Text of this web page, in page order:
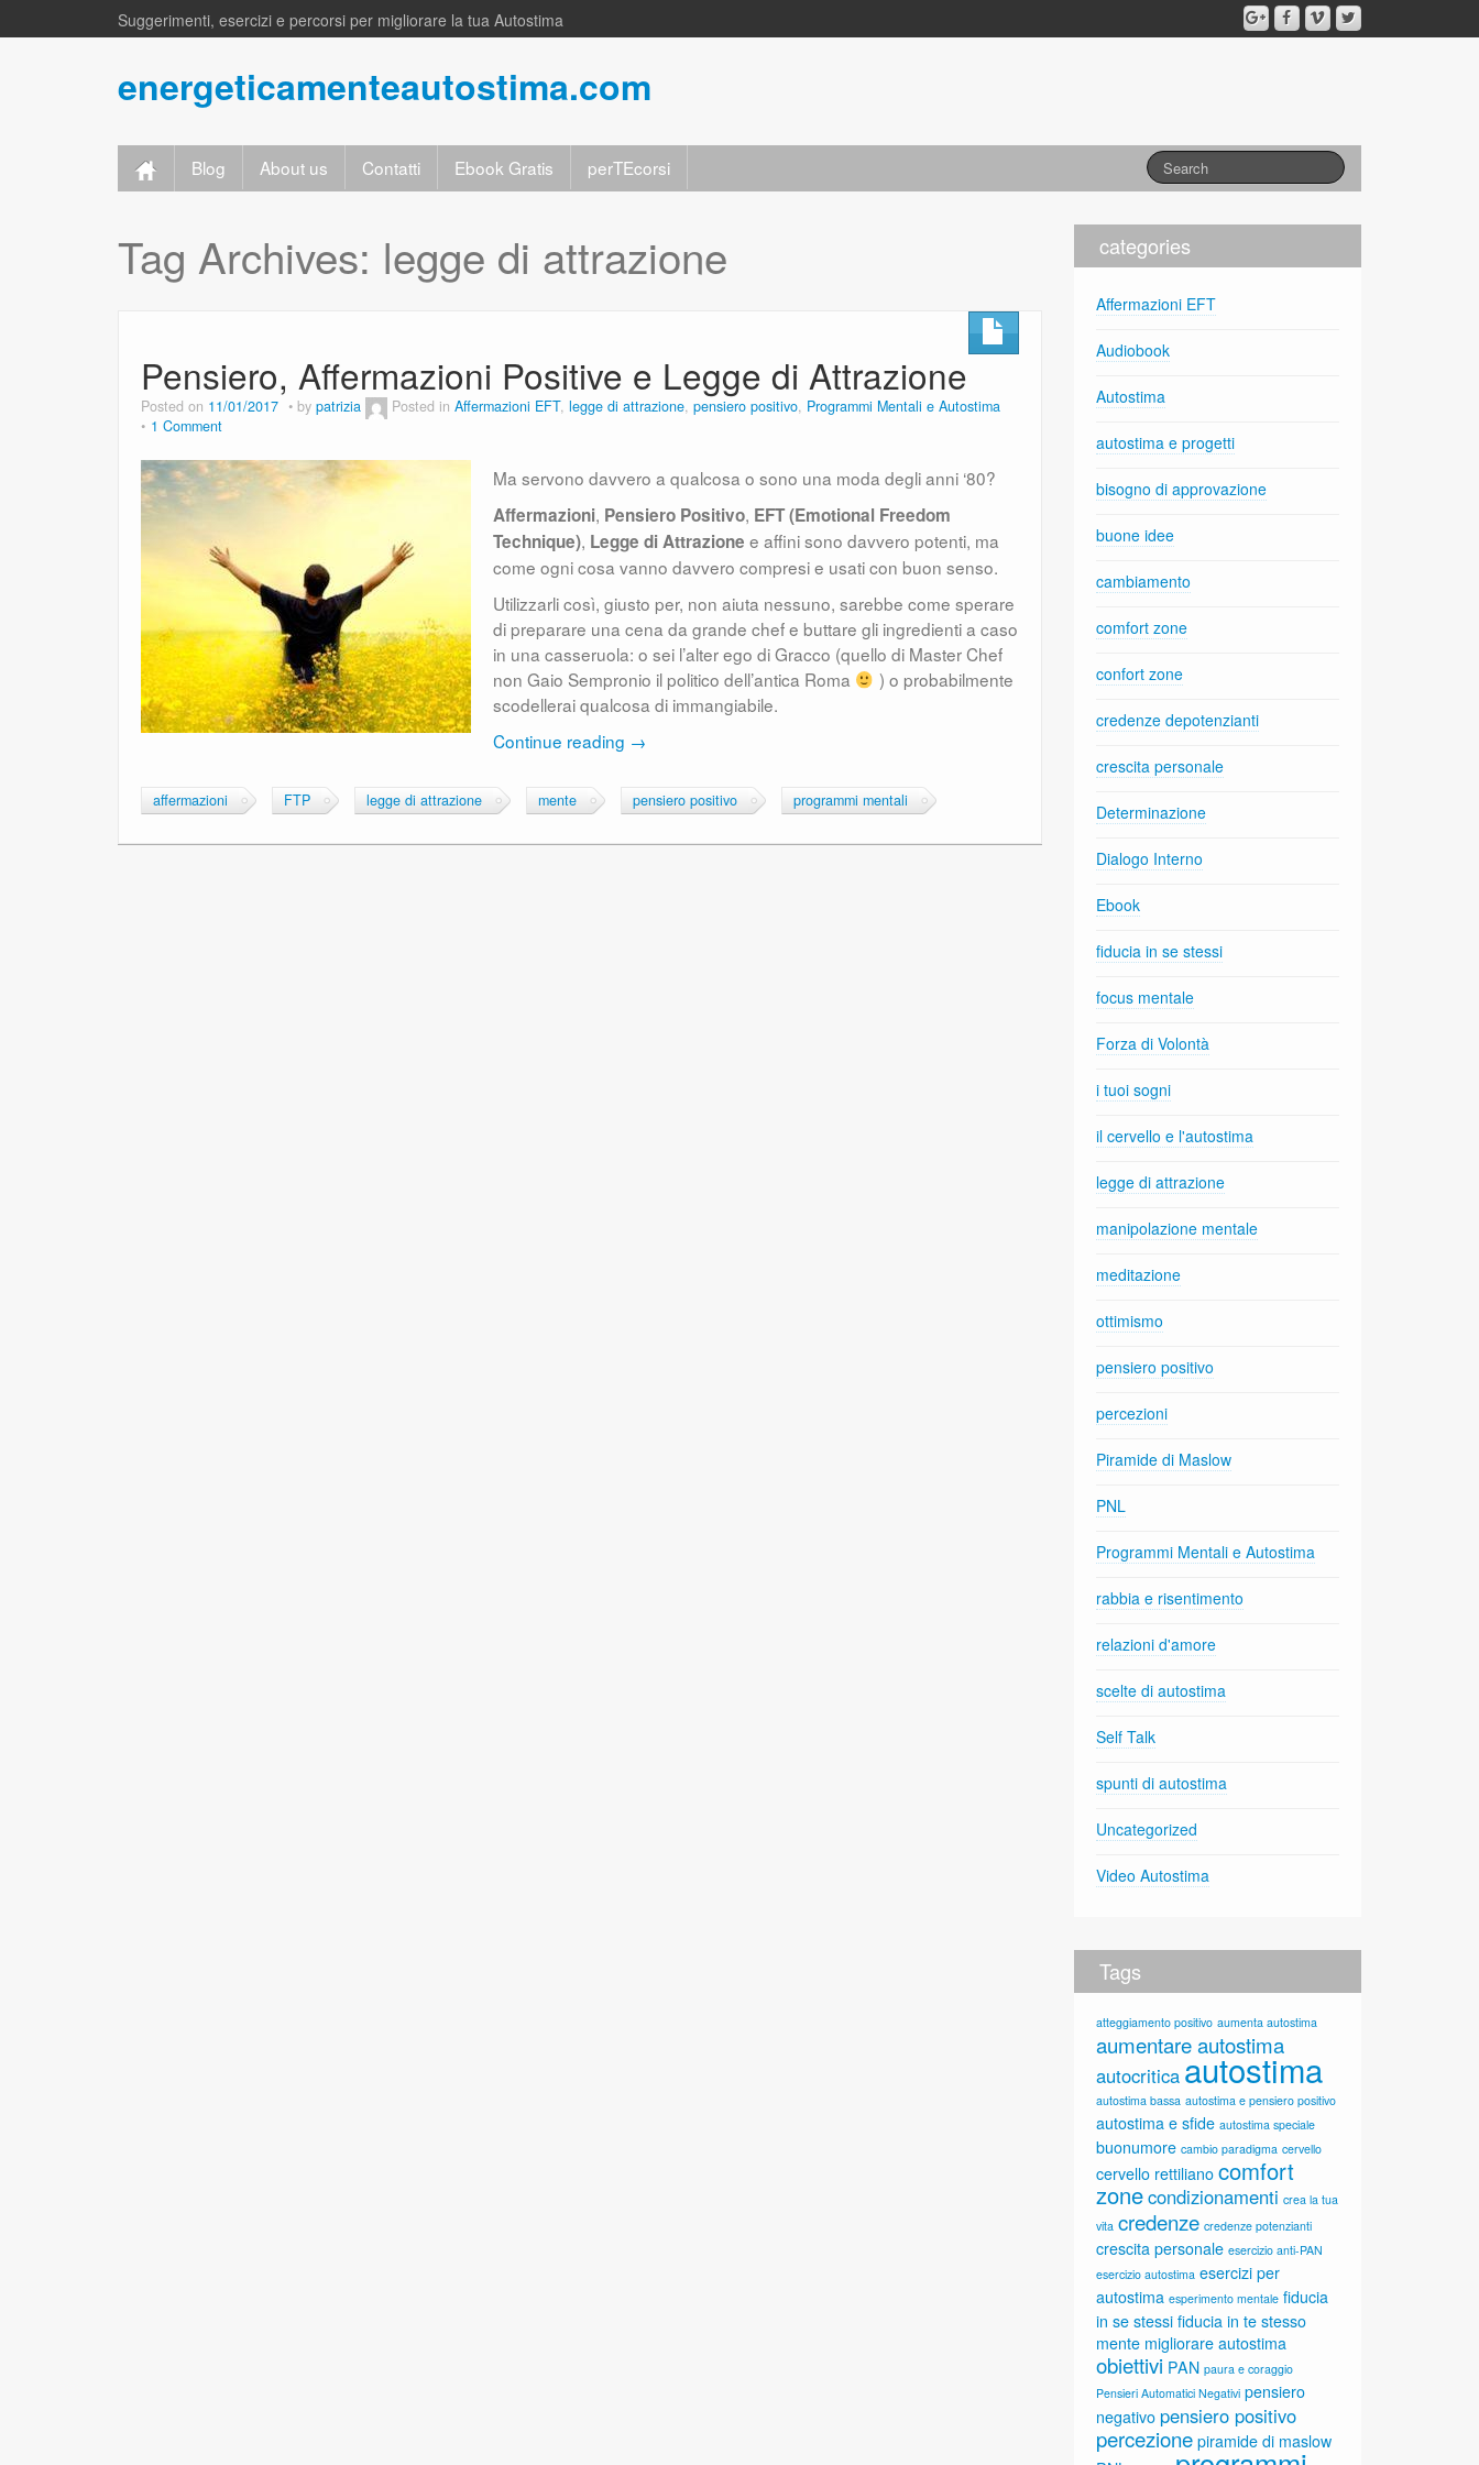
Suggerimenti, esercizi e percorsi per migliorare la tua Autostima
energeticamenteautostima.com
Blog About us Contatti Ebook Gratis perTEcorsi
Tag Archives: legge di attrazione
Pensiero, Affermazioni Positive e Legge di Attrazione
Posted on 11/01/2017 by patrizia Posted in Affermazioni EFT, legge di attrazione, pensiero positivo, Programmi Mentali e Autostima
1 Comment
Ma servono davvero a qualcosa o sono una moda degli anni ‘80?
Affermazioni, Pensiero Positivo, EFT (Emotional Freedom
Technique), Legge di Attrazione e affini sono davvero potenti, ma
come ogni cosa vanno davvero compresi e usati con buon senso.
Utilizzarli così, giusto per, non aiuta nessuno, sarebbe come sperare
di preparare una cena da grande chef e buttare gli ingredienti a caso
in una casseruola: o sei l’alter ego di Gracco (quello di Master Chef
non Gaio Sempronio il politico dell’antica Roma
) o probabilmente
scodellerai qualcosa di immangiabile.
Continue reading →
affermazioni FTP legge di attrazione mente pensiero positivo programmi mentali
categories
Affermazioni EFT
Audiobook
Autostima
autostima e progetti
bisogno di approvazione
buone idee
cambiamento
comfort zone
confort zone
credenze depotenzianti
crescita personale
Determinazione
Dialogo Interno
Ebook
fiducia in se stessi
focus mentale
Forza di Volontà
i tuoi sogni
il cervello e l'autostima
legge di attrazione
manipolazione mentale
meditazione
ottimismo
pensiero positivo
percezioni
Piramide di Maslow
PNL
Programmi Mentali e Autostima
rabbia e risentimento
relazioni d'amore
scelte di autostima
Self Talk
spunti di autostima
Uncategorized
Video Autostima
Tags
atteggiamento positivo aumenta autostima
aumentare autostima
autocriticaautostima
autostima bassa autostima e pensiero positivo
autostima e sfide autostima speciale
buonumore cambio paradigma cervello
cervello rettiliano comfort
zonecondizionamenti crea la tua
vita credenze credenze potenzianti
crescita personale esercizio anti-PAN
esercizio autostima esercizi per
autostima esperimento mentale fiducia
in se stessi fiducia in te stesso
mente migliorare autostima
obiettivi PAN paura e coraggio
Pensieri Automatici Negativi pensiero
negativo pensiero positivo
percezione piramide di maslow